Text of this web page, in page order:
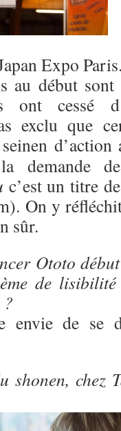
Expo
au début
cessé
exclu que
demande
c’est un titre
On y
sûr.
Ototo
de
envie de se
shonen,